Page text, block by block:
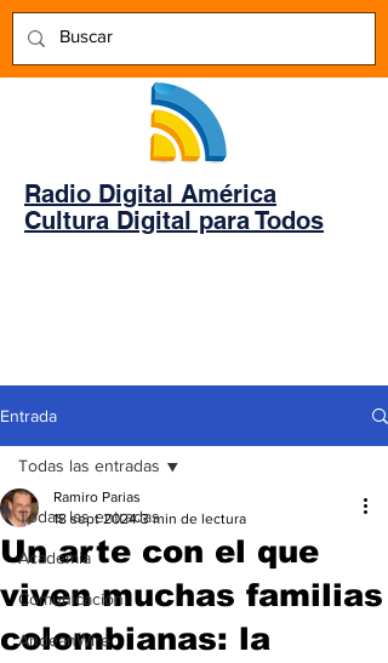
Radio Digital América
Cultura Digital para Todos
Entrada
Todas las entradas
Academia
Comunicación
AndeanWire
Todas las entradas
Un arte con el que
viven muchas familias
colombianas: la
Ramiro Parias
18 sept 2024 3 min de lectura